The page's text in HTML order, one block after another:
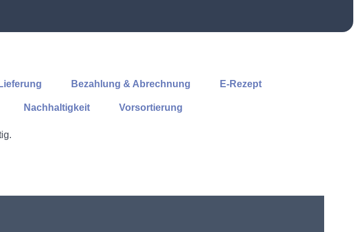
Bezahlung & Abrechnung E-Rezept
Nachhaltigkeit Vorsortierung